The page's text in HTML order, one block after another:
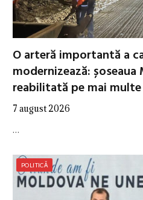
O arteră importantă a
modernizează:
reabilitată pe mai
7 august 2026
…
POLITICĂ